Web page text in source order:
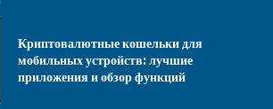
Криптовалютные кошельки для
мобильных устройств: лучшие
приложения и обзор функций